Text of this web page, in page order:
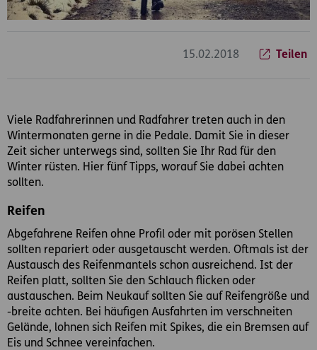
15.02.2018 Teilen
Viele Radfahrerinnen und Radfahrer treten auch in den
Wintermonaten gerne in die Pedale. Damit Sie in dieser
Zeit sicher unterwegs sind, sollten Sie Ihr Rad für den
Winter rüsten. Hier fünf Tipps, worauf Sie dabei achten
sollten.
Reifen
Abgefahrene Reifen ohne Profil oder mit porösen Stellen
sollten repariert oder ausgetauscht werden. Oftmals ist der
Austausch des Reifenmantels schon ausreichend. Ist der
Reifen platt, sollten Sie den Schlauch flicken oder
austauschen. Beim Neukauf sollten Sie auf Reifengröße und
-breite achten. Bei häufigen Ausfahrten im verschneiten
Gelände, lohnen sich Reifen mit Spikes, die ein Bremsen auf
Eis und Schnee vereinfachen.